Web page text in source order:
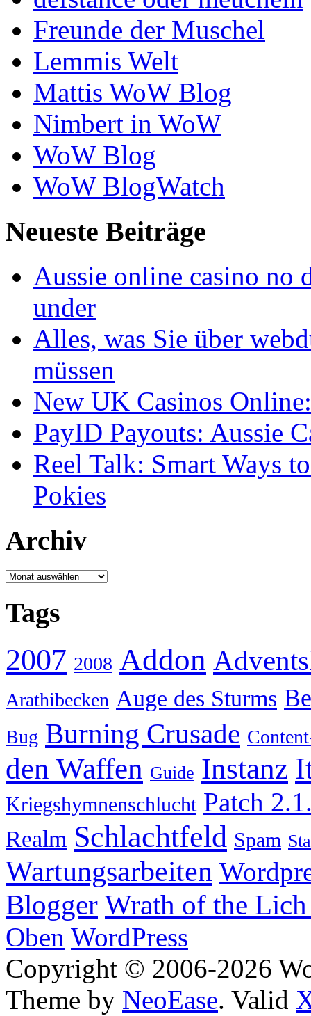
Freunde der Muschel
Lemmis Welt
Mattis WoW Blog
Nimbert in WoW
WoW Blog
WoW BlogWatch
Neueste Beiträge
Aussie online casino no
under
Alles, was Sie über
müssen
New UK Casinos
PayID Payouts: Aussie
Reel Talk: Smart Ways
Pokies
Archiv
Archiv
Tags
2007 2008 Addon
Arathibecken Auge des Sturms
Bug Burning Crusade
den Waffen Guide Instanz
Kriegshymnenschlucht Patch
Realm Schlachtfeld Spam
Wartungsarbeiten
Blogger Wrath of the
Oben WordPress
Copyright © 2006-2026
Theme by NeoEase. Valid